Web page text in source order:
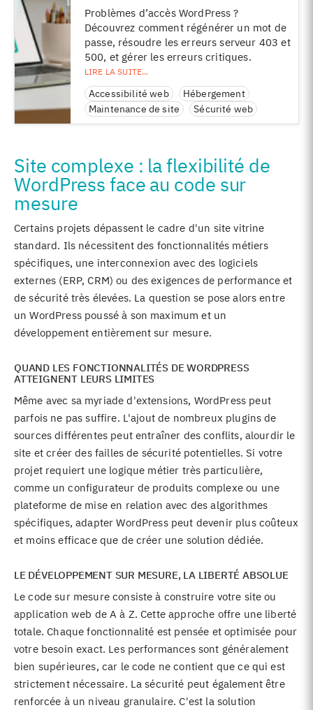
Problèmes d’accès WordPress ?
Découvrez comment régénérer un mot de
passe, résoudre les erreurs serveur 403 et
500, et gérer les erreurs critiques.
Accessibilité web
Hébergement
Maintenance de site
Sécurité web
Site complexe : la flexibilité de
WordPress face au code sur
mesure
Certains projets dépassent le cadre d'un site vitrine
standard. Ils nécessitent des fonctionnalités métiers
spécifiques, une interconnexion avec des logiciels
externes (ERP, CRM) ou des exigences de performance et
de sécurité très élevées. La question se pose alors entre
un WordPress poussé à son maximum et un
développement entièrement sur mesure.
QUAND LES FONCTIONNALITÉS DE WORDPRESS
ATTEIGNENT LEURS LIMITES
Même avec sa myriade d'extensions, WordPress peut
parfois ne pas suffire. L'ajout de nombreux plugins de
sources différentes peut entraîner des conflits, alourdir le
site et créer des failles de sécurité potentielles. Si votre
projet requiert une logique métier très particulière,
comme un configurateur de produits complexe ou une
plateforme de mise en relation avec des algorithmes
spécifiques, adapter WordPress peut devenir plus coûteux
et moins efficace que de créer une solution dédiée.
LE DÉVELOPPEMENT SUR MESURE, LA LIBERTÉ ABSOLUE
Le code sur mesure consiste à construire votre site ou
application web de A à Z. Cette approche offre une liberté
totale. Chaque fonctionnalité est pensée et optimisée pour
votre besoin exact. Les performances sont généralement
bien supérieures, car le code ne contient que ce qui est
strictement nécessaire. La sécurité peut également être
renforcée à un niveau granulaire. C'est la solution